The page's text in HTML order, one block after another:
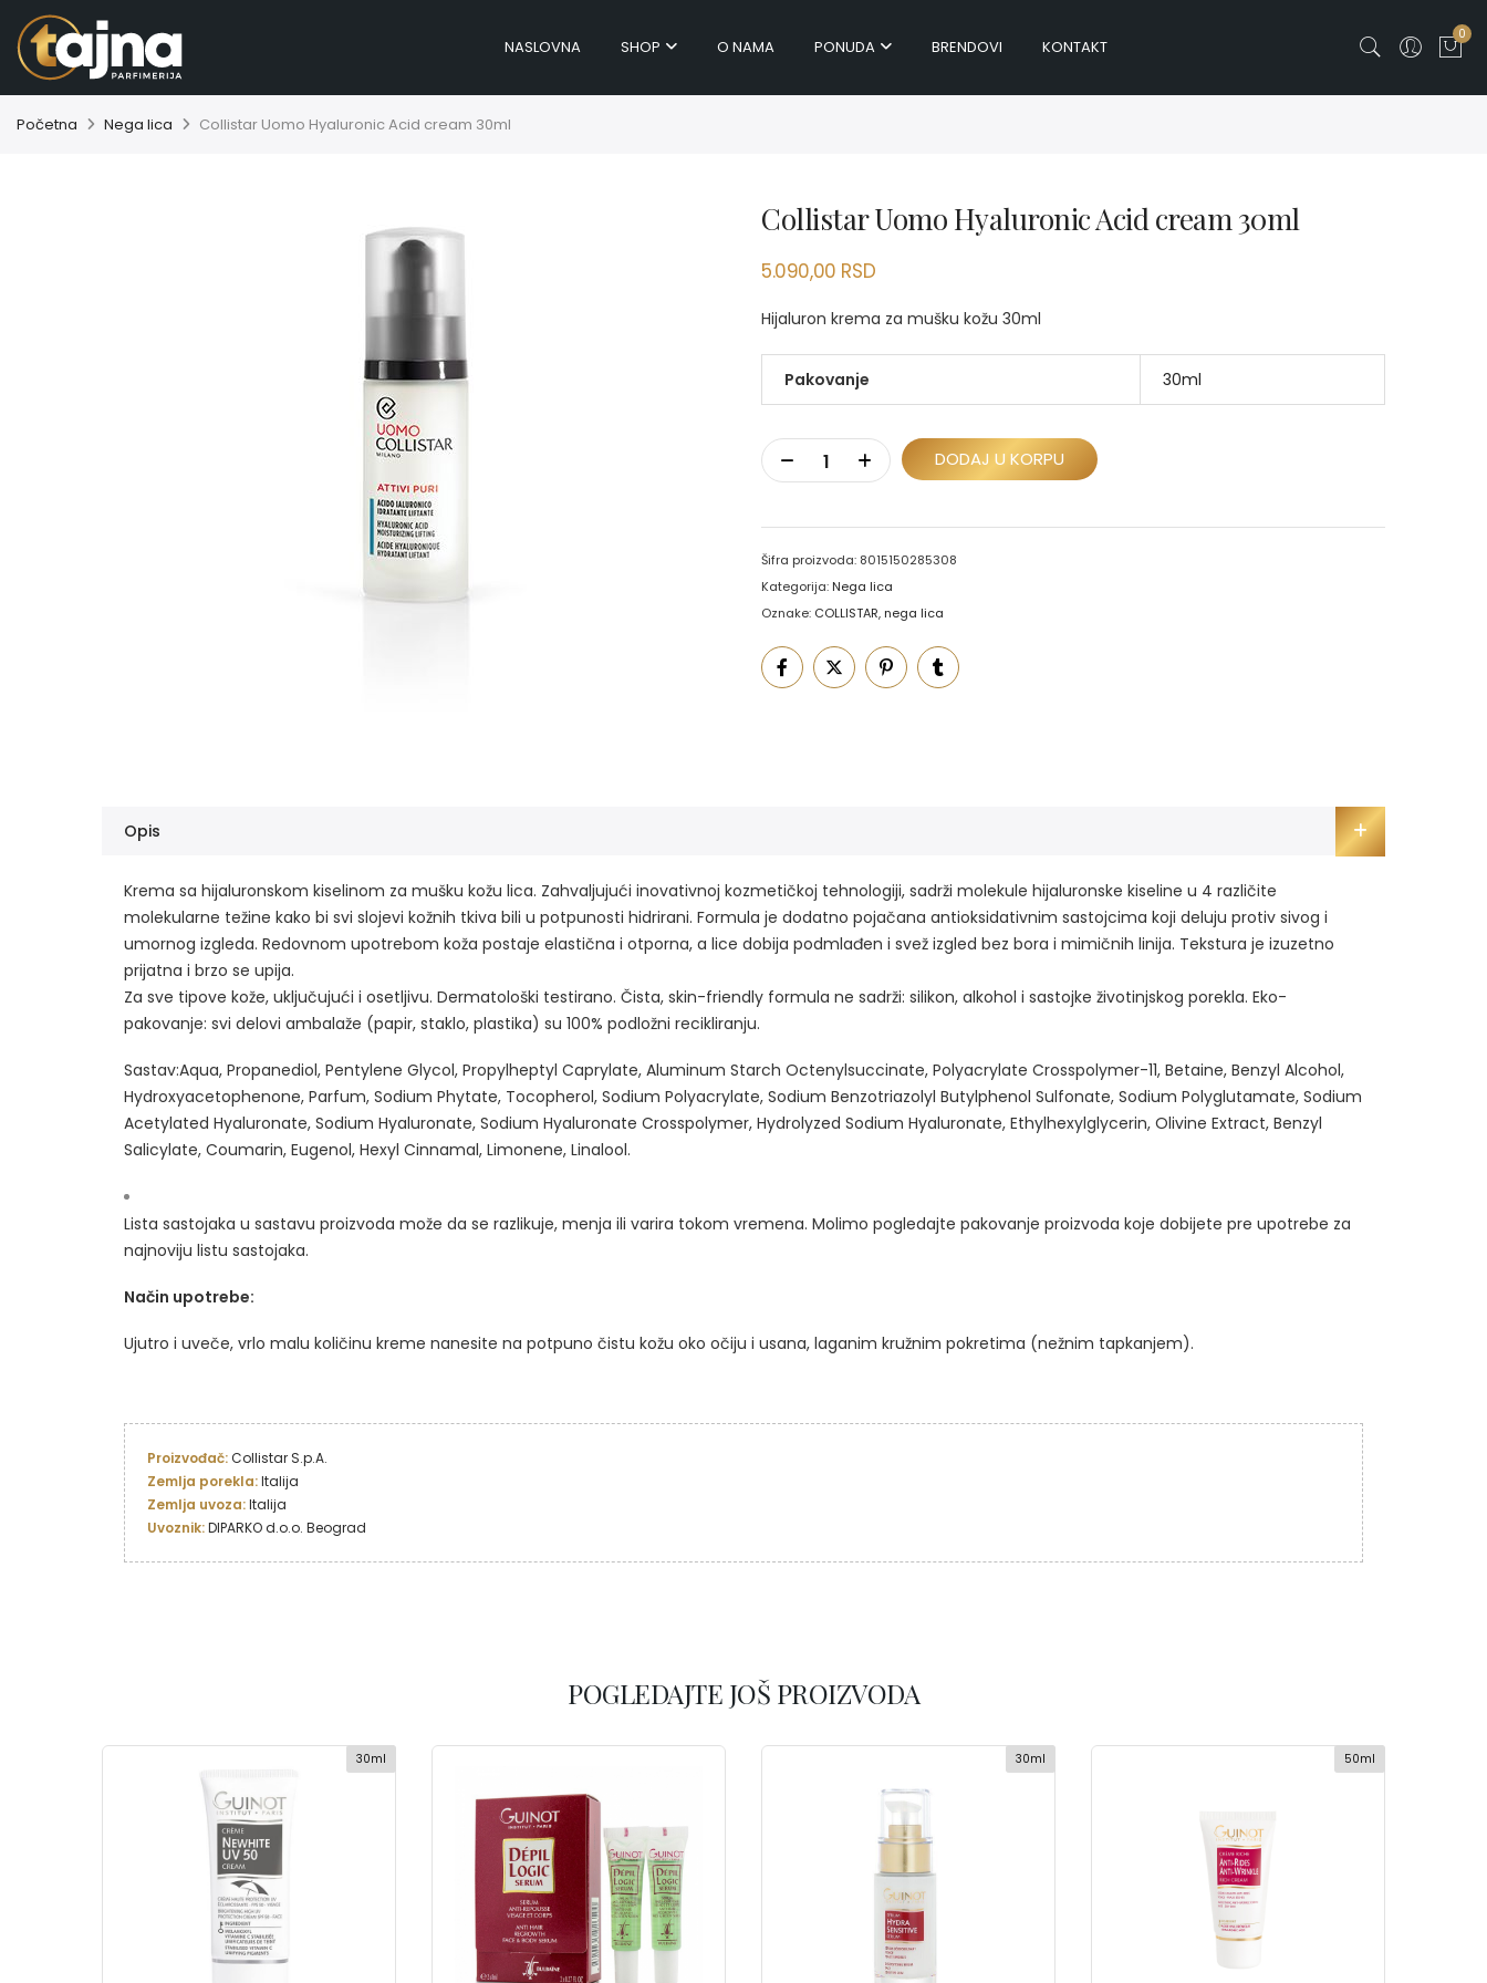
NASLOVNA SHOP O NAMA PONUDA BRENDOVI KONTAKT
0
Početna Nega lica Collistar Uomo Hyaluronic Acid cream 30ml
Collistar Uomo Hyaluronic Acid cream 30ml
5.090,00 RSD
Hijaluron krema za mušku kožu 30ml
Pakovanje 30ml
DODAJ U KORPU
Šifra proizvoda: 8015150285308
Kategorija: Nega lica
Oznake: COLLISTAR, nega lica
Opis
Krema sa hijaluronskom kiselinom za mušku kožu lica. Zahvaljujući inovativnoj kozmetičkoj tehnologiji, sadrži molekule hijaluronske kiseline u 4 različite
molekularne težine kako bi svi slojevi kožnih tkiva bili u potpunosti hidrirani. Formula je dodatno pojačana antioksidativnim sastojcima koji deluju protiv sivog i
umornog izgleda. Redovnom upotrebom koža postaje elastična i otporna, a lice dobija podmlađen i svež izgled bez bora i mimičnih linija. Tekstura je izuzetno
prijatna i brzo se upija.
Za sve tipove kože, uključujući i osetljivu. Dermatološki testirano. Čista, skin-friendly formula ne sadrži: silikon, alkohol i sastojke životinjskog porekla. Eko-
pakovanje: svi delovi ambalaže (papir, staklo, plastika) su 100% podložni recikliranju.
Sastav:Aqua, Propanediol, Pentylene Glycol, Propylheptyl Caprylate, Aluminum Starch Octenylsuccinate, Polyacrylate Crosspolymer-11, Betaine, Benzyl Alcohol,
Hydroxyacetophenone, Parfum, Sodium Phytate, Tocopherol, Sodium Polyacrylate, Sodium Benzotriazolyl Butylphenol Sulfonate, Sodium Polyglutamate, Sodium
Acetylated Hyaluronate, Sodium Hyaluronate, Sodium Hyaluronate Crosspolymer, Hydrolyzed Sodium Hyaluronate, Ethylhexylglycerin, Olivine Extract, Benzyl
Salicylate, Coumarin, Eugenol, Hexyl Cinnamal, Limonene, Linalool.
Lista sastojaka u sastavu proizvoda može da se razlikuje, menja ili varira tokom vremena. Molimo pogledajte pakovanje proizvoda koje dobijete pre upotrebe za
najnoviju listu sastojaka.
Način upotrebe:
Ujutro i uveče, vrlo malu količinu kreme nanesite na potpuno čistu kožu oko očiju i usana, laganim kružnim pokretima (nežnim tapkanjem).
Proizvođač: Collistar S.p.A.
Zemlja porekla:
Zemlja uvoza:
Uvoznik: DIPARKO d.o.o. Beograd
POGLEDAJTE JOŠ PROIZVODA
30ml 30ml 50ml